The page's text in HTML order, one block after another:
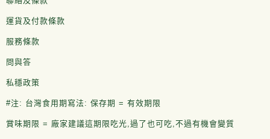
運貨及付款條款
服務條款
問與答
私穩政策
#注: 台灣食用期寫法: 保存期 = 有效期限
賞味期限 = 廠家建議這期限吃光,過了也可吃,不過有機會變質